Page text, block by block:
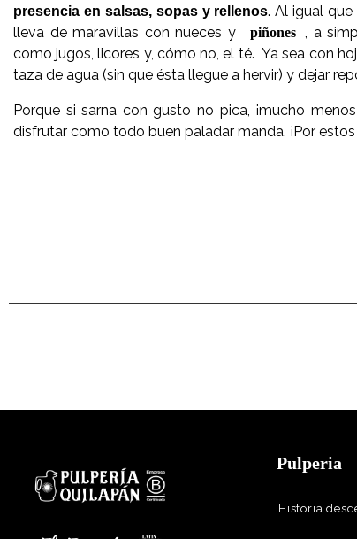
presencia en salsas, sopas y rellenos. Al igual que
lleva de maravillas con nueces y
piñones , a
como jugos, licores y, cómo no, el té. Ya sea con
taza de agua (sin que ésta llegue a hervir) y dejar
Porque si sarna con gusto no pica, ¡mucho
disfrutar como todo buen paladar manda. ¡Por
Pulperia
Historia